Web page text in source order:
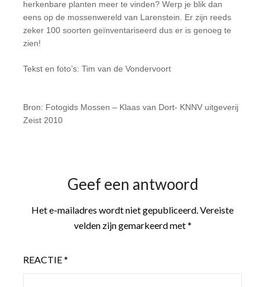
herkenbare planten meer te vinden? Werp je blik dan
eens op de mossenwereld van Larenstein. Er zijn reeds
zeker 100 soorten geïnventariseerd dus er is genoeg te
zien!
Tekst en foto’s: Tim van de Vondervoort
Bron: Fotogids Mossen – Klaas van Dort- KNNV uitgeverij
Zeist 2010
Geef een antwoord
Het e-mailadres wordt niet gepubliceerd. Vereiste
velden zijn gemarkeerd met*
REACTIE*